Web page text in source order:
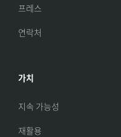
프레스
연락처
가치
지속 가능성
재활용